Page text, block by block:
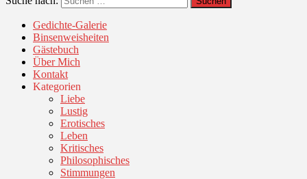
Gedichte-Galerie
Binsenweisheiten
Gästebuch
Über Mich
Kontakt
Kategorien
Liebe
Lustig
Erotisches
Leben
Kritisches
Philosophisches
Stimmungen